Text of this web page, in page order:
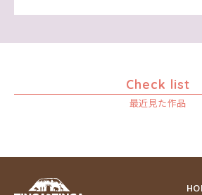
Check list
最近見た作品